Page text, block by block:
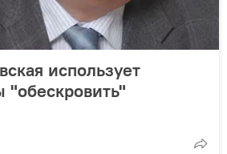
использует
"обескровить"